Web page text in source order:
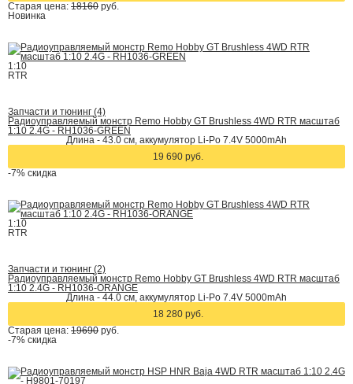
Старая цена: 18160 руб.
Новинка
1:10
RTR
Запчасти и тюнинг (4)
Радиоуправляемый монстр Remo Hobby GT Brushless 4WD RTR масштаб
1:10 2.4G - RH1036-GREEN
Длина - 43.0 см, аккумулятор Li-Po 7.4V 5000mAh
19 690 руб.
-7% скидка
1:10
RTR
Запчасти и тюнинг (2)
Радиоуправляемый монстр Remo Hobby GT Brushless 4WD RTR масштаб
1:10 2.4G - RH1036-ORANGE
Длина - 44.0 см, аккумулятор Li-Po 7.4V 5000mAh
18 280 руб.
Старая цена: 19690 руб.
-7% скидка